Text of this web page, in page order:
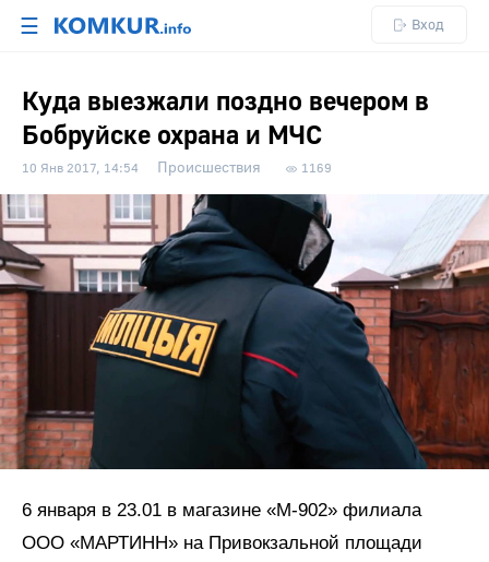
☰ Вход
Куда выезжали поздно вечером в
Бобруйске охрана и МЧС
10 Янв 2017, 14:54 Происшествия 1169
6 января в 23.01 в магазине «М-902» филиала
ООО «МАРТИНН» на Привокзальной площади